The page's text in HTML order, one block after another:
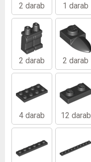
2 darab 1 darab
2 darab 2 darab
4 darab 12 darab